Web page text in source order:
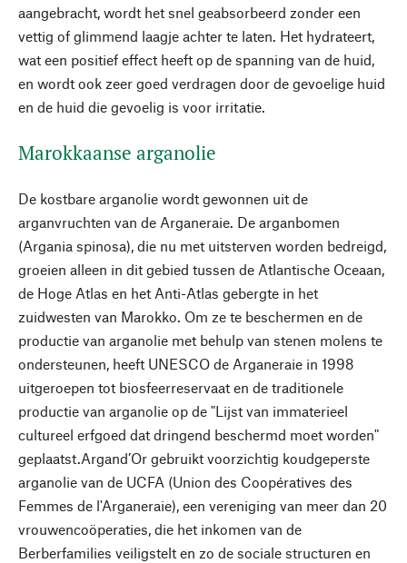
aangebracht, wordt het snel geabsorbeerd zonder een
vettig of glimmend laagje achter te laten. Het hydrateert,
wat een positief effect heeft op de spanning van de huid,
en wordt ook zeer goed verdragen door de gevoelige huid
en de huid die gevoelig is voor irritatie.
Marokkaanse arganolie
De kostbare arganolie wordt gewonnen uit de
arganvruchten van de Arganeraie. De arganbomen
(Argania spinosa), die nu met uitsterven worden bedreigd,
groeien alleen in dit gebied tussen de Atlantische Oceaan,
de Hoge Atlas en het Anti-Atlas gebergte in het
zuidwesten van Marokko. Om ze te beschermen en de
productie van arganolie met behulp van stenen molens te
ondersteunen, heeft UNESCO de Arganeraie in 1998
uitgeroepen tot biosfeerreservaat en de traditionele
productie van arganolie op de "Lijst van immaterieel
cultureel erfgoed dat dringend beschermd moet worden"
geplaatst.Argand’Or gebruikt voorzichtig koudgeperste
arganolie van de UCFA (Union des Coopératives des
Femmes de l'Arganeraie), een vereniging van meer dan 20
vrouwencoöperaties, die het inkomen van de
Berberfamilies veiligstelt en zo de sociale structuren en